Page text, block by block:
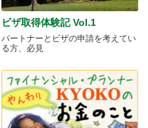
ビザ取得体験記 Vol.1
パートナーとビザの申請を考えてい
る方、必見